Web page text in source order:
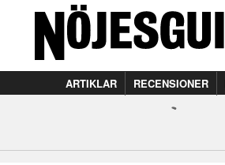
ARTIKLAR RECENSIONER